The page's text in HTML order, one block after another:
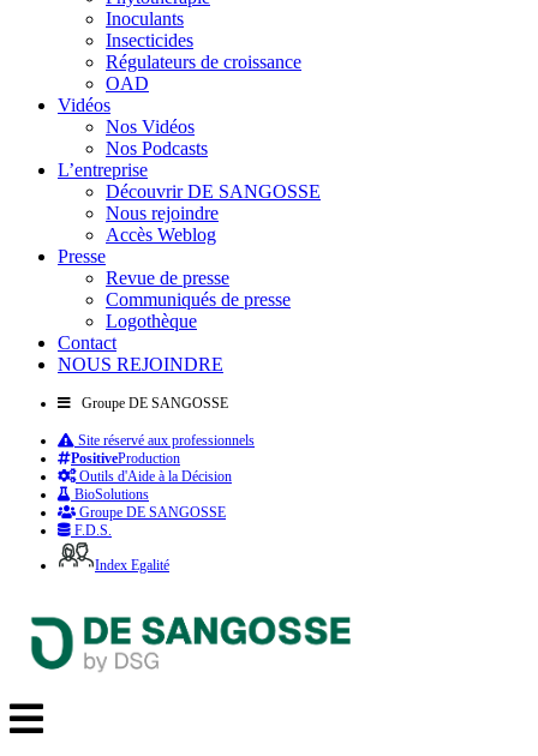
Inoculants
Insecticides
Régulateurs de croissance
OAD
Vidéos
Nos Vidéos
Nos Podcasts
L’entreprise
Découvrir DE SANGOSSE
Nous rejoindre
Accès Weblog
Presse
Revue de presse
Communiqués de presse
Logothèque
Contact
NOUS REJOINDRE
Groupe DE SANGOSSE
Site réservé aux professionnels
PositiveProduction
Outils d'Aide à la Décision
BioSolutions
Groupe DE SANGOSSE
F.D.S.
Index Egalité